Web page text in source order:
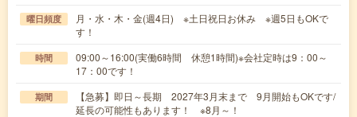
曜日頻度
月・水・木・金(週4日) ※土日祝日お休み ※週5日もOKで
す！
時間
09:00～16:00(実働6時間 休憩1時間)※会社定時は9：00～
17：00です！
期間
【急募】即日～長期 2027年3月末まで 9月開始もOKです/
延長の可能性もあります！ ※8月～！